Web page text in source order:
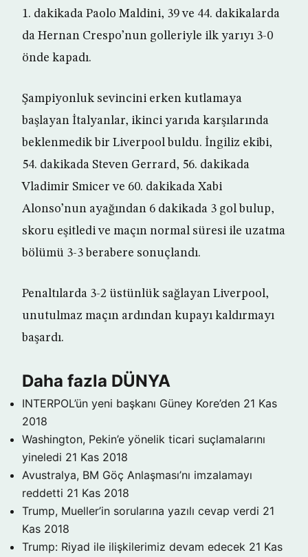
1. dakikada Paolo Maldini, 39 ve 44. dakikalarda
da Hernan Crespo’nun golleriyle ilk yarıyı 3-0
önde kapadı.
Şampiyonluk sevincini erken kutlamaya
başlayan İtalyanlar, ikinci yarıda karşılarında
beklenmedik bir Liverpool buldu. İngiliz ekibi,
54. dakikada Steven Gerrard, 56. dakikada
Vladimir Smicer ve 60. dakikada Xabi
Alonso’nun ayağından 6 dakikada 3 gol bulup,
skoru eşitledi ve maçın normal süresi ile uzatma
bölümü 3-3 berabere sonuçlandı.
Penaltılarda 3-2 üstünlük sağlayan Liverpool,
unutulmaz maçın ardından kupayı kaldırmayı
başardı.
Daha fazla DÜNYA
INTERPOL’ün yeni başkanı Güney Kore’den 21 Kas
2018
Washington, Pekin’e yönelik ticari suçlamalarını
yineledi 21 Kas 2018
Avustralya, BM Göç Anlaşması’nı imzalamayı
reddetti 21 Kas 2018
Trump, Mueller’in sorularına yazılı cevap verdi 21
Kas 2018
Trump: Riyad ile ilişkilerimiz devam edecek 21 Kas